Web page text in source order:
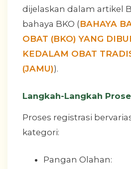
dijelaskan dalam artikel
bahaya BKO (BAHAYA
OBAT (BKO) YANG
KEDALAM OBAT
(JAMU)).
Langkah-Langkah
Proses registrasi
kategori:
Pangan Olahan: